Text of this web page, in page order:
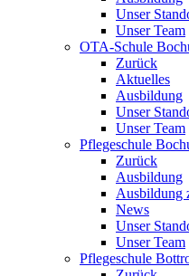
Unser
Unser Team
OTA-Schule
Zurück
Aktuelles
Ausbildung
Unser
Unser Team
Pflegeschule
Zurück
Ausbildung
Ausbildung
News
Unser
Unser Team
Pflegeschule